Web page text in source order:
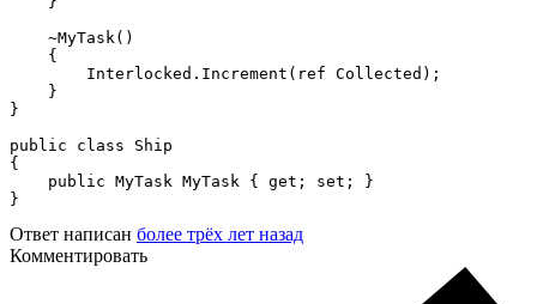
    ~MyTask()
    {
        Interlocked.Increment(ref Collected);
    }
}
public class Ship
{
    public MyTask MyTask { get; set; }
}
Ответ написан более трёх лет назад
Комментировать